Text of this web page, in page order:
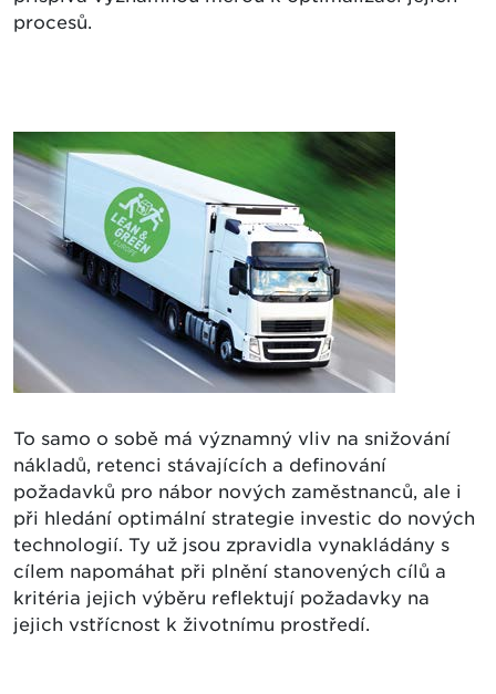
procesů.
To samo o sobě má významný vliv na snižování
nákladů, retenci stávajících a definování
požadavků pro nábor nových zaměstnanců, ale i
při hledání optimální strategie investic do nových
technologií. Ty už jsou zpravidla vynakládány s
cílem napomáhat při plnění stanovených cílů a
kritéria jejich výběru reflektují požadavky na
jejich vstřícnost k životnímu prostředí.